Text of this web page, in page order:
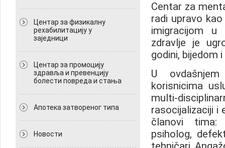
Центар за физикалну
рехабилитацију у
заједници
Центар за промоцију
здравља и превенцију
болести повреда и стања
Апотека затвореног типа
Новости
Centar za
radi upravo
imigracijom u
zdravlje je
godini, bijedom
U
korisnicima
multi-
rasocijalizaciji i
članovi tima:
psiholog,